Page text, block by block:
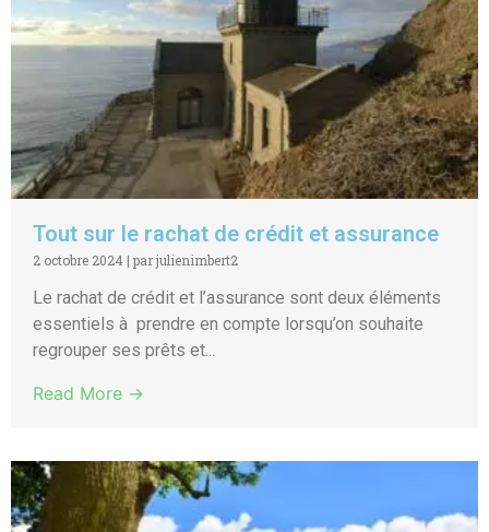
Tout sur le rachat de crédit et assurance
2 octobre 2024 | par julienimbert2
Le rachat de crédit et l’assurance sont deux éléments
essentiels à prendre en compte lorsqu’on souhaite
regrouper ses prêts et...
Read More →